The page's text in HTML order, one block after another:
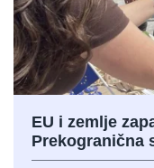
EU i zemlje
Prekogranična